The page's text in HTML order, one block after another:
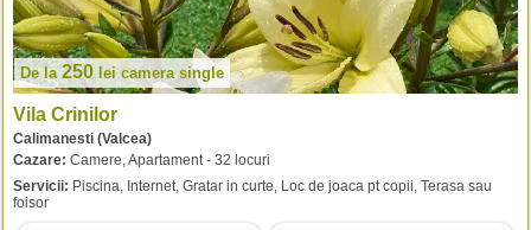
De la 250 lei camera single
Vila Crinilor
Calimanesti (Valcea)
Cazare: Camere, Apartament - 32 locuri
Servicii: Piscina, Internet, Gratar in curte, Loc de joaca pt copii, Terasa sau
foisor